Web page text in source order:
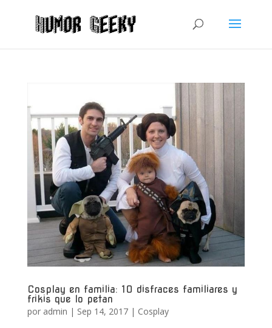
Cosplay en familia: 10 disfraces familiares y
frikis que lo petan
por admin | Sep 14, 2017| Cosplay